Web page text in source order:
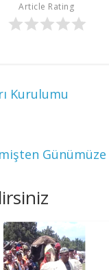
Article Rating
Kurulumu